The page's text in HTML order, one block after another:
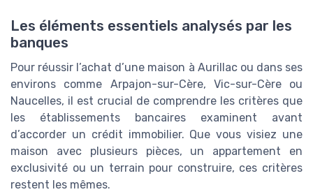
Les éléments essentiels analysés par les
banques
Pour réussir l’achat d’une maison à Aurillac ou dans ses
environs comme Arpajon-sur-Cère, Vic-sur-Cère ou
Naucelles, il est crucial de comprendre les critères que
les établissements bancaires examinent avant
d’accorder un crédit immobilier. Que vous visiez une
maison avec plusieurs pièces, un appartement en
exclusivité ou un terrain pour construire, ces critères
restent les mêmes.